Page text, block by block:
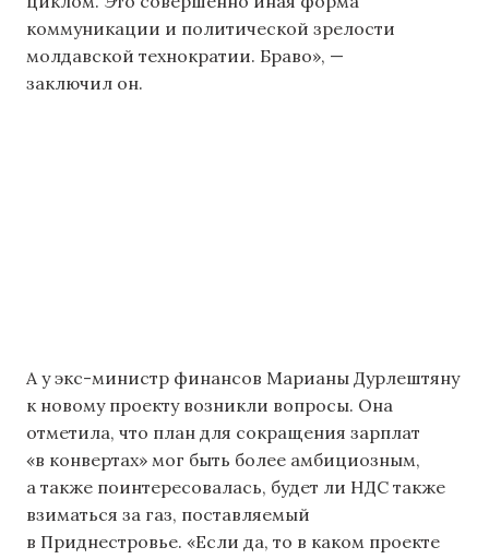
коммуникации и политической зрелости
молдавской технократии. Браво», —
заключил он.
А у экс-министр финансов Марианы Дурлештяну
к новому проекту возникли вопросы. Она
отметила, что план для сокращения зарплат
«в конвертах» мог быть более амбициозным,
а также поинтересовалась, будет ли НДС также
взиматься за газ, поставляемый
в Приднестровье. «Если да, то в каком проекте